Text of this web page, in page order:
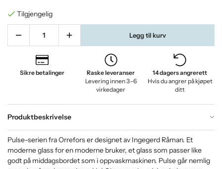
Tilgjengelig
Legg til kurv
Sikre betalinger
Raske leveranser
Levering innen 3–6
virkedager
14 dagers angrerett
Hvis du angrer på kjøpet
ditt
Produktbeskrivelse
Pulse-serien fra Orrefors er designet av Ingegerd Råman. Et
moderne glass for en moderne bruker, et glass som passer like
godt på middagsbordet som i oppvaskmaskinen. Pulse går nemlig